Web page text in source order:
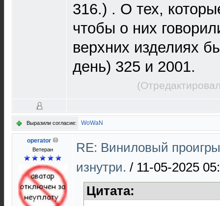
316.) . О тех,
чтобы о них
верхних изделиях
день) 325 и 2001.
Выразили согласие: WoWaN
operator
Ветеран
RE: Виниловый
изнутри. / 11-05-2025
Цитата: